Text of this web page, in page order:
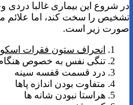
در شروع این بیماری غالبا
تشخیص را سخت کند، اما علائم
صورت زیر است.
انحراف ستون فقرات
تنگی نفس به خصوص
درد قسمت قفسه سینه
متفاوت بودن اندازه پاها
هراستا نبودن شانه ها